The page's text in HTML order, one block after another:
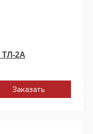
ТЛ-2А
Заказать